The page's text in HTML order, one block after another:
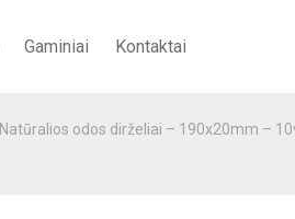
Gaminiai Kontaktai
Natūralios odos dirželiai – 190x20mm –